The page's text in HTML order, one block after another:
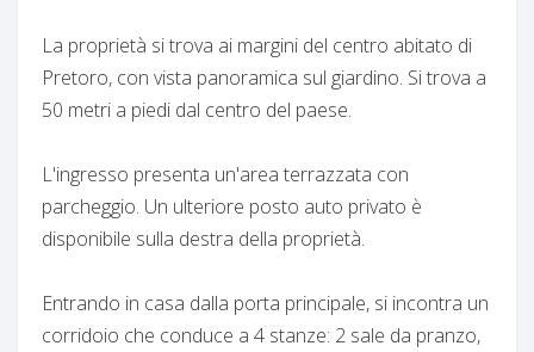
La proprietà si trova ai margini del centro abitato di
Pretoro, con vista panoramica sul giardino. Si trova a
50 metri a piedi dal centro del paese.
L'ingresso presenta un'area terrazzata con
parcheggio. Un ulteriore posto auto privato è
disponibile sulla destra della proprietà.
Entrando in casa dalla porta principale, si incontra un
corridoio che conduce a 4 stanze: 2 sale da pranzo,